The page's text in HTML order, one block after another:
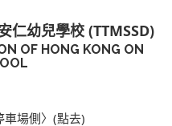
仁幼兒學校 (TTMSSD)
OF HONG KONG ON
場側〉(點去)